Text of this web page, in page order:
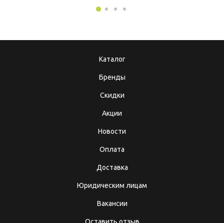
Каталог
Бренды
Скидки
Акции
Новости
Оплата
Доставка
Юридическим лицам
Вакансии